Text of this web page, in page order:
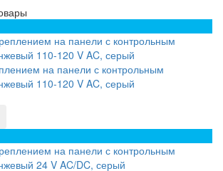
на панели с контрольным
110-120 V AC, серый